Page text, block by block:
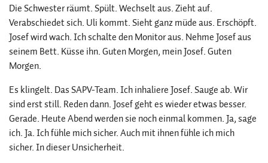
Die Schwester räumt. Spült. Wechselt aus. Zieht auf.
Verabschiedet sich. Uli kommt. Sieht ganz müde aus. Erschöpft.
Josef wird wach. Ich schalte den Monitor aus. Nehme Josef aus
seinem Bett. Küsse ihn. Guten Morgen, mein Josef. Guten
Morgen.
Es klingelt. Das SAPV-Team. Ich inhaliere Josef. Sauge ab. Wir
sind erst still. Reden dann. Josef geht es wieder etwas besser.
Gerade. Heute Abend werden sie noch einmal kommen. Ja, sage
ich. Ja. Ich fühle mich sicher. Auch mit ihnen fühle ich mich
sicher. In dieser Unsicherheit.